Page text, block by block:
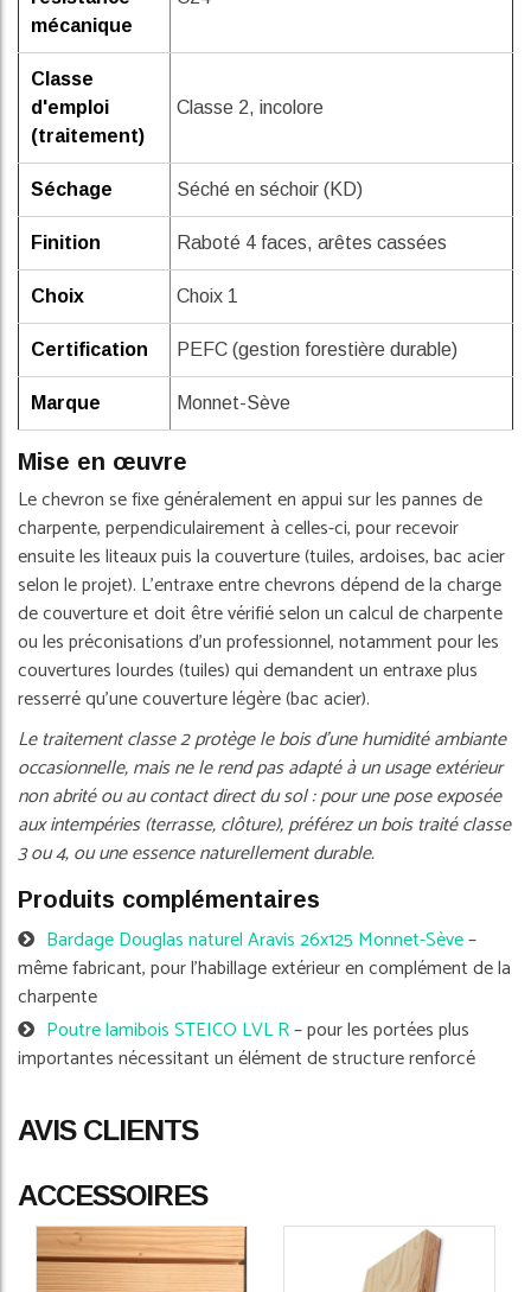
mécanique
Classe
d'emploi
(traitement)
Classe 2, incolore
Séchage Séché en séchoir (KD)
Finition Raboté 4 faces, arêtes cassées
Choix Choix 1
Certification PEFC (gestion forestière durable)
Marque Monnet-Sève
Mise en œuvre
Le chevron se fixe généralement en appui sur les pannes de
charpente, perpendiculairement à celles-ci, pour recevoir
ensuite les liteaux puis la couverture (tuiles, ardoises, bac acier
selon le projet). L'entraxe entre chevrons dépend de la charge
de couverture et doit être vérifié selon un calcul de charpente
ou les préconisations d'un professionnel, notamment pour les
couvertures lourdes (tuiles) qui demandent un entraxe plus
resserré qu'une couverture légère (bac acier).
Le traitement classe 2 protège le bois d'une humidité ambiante
occasionnelle, mais ne le rend pas adapté à un usage extérieur
non abrité ou au contact direct du sol : pour une pose exposée
aux intempéries (terrasse, clôture), préférez un bois traité classe
3 ou 4, ou une essence naturellement durable.
Produits complémentaires
Bardage Douglas naturel Aravis 26x125 Monnet-Sève–
même fabricant, pour l'habillage extérieur en complément de la
charpente
Poutre lamibois STEICO LVL R– pour les portées plus
importantes nécessitant un élément de structure renforcé
AVIS CLIENTS
ACCESSOIRES